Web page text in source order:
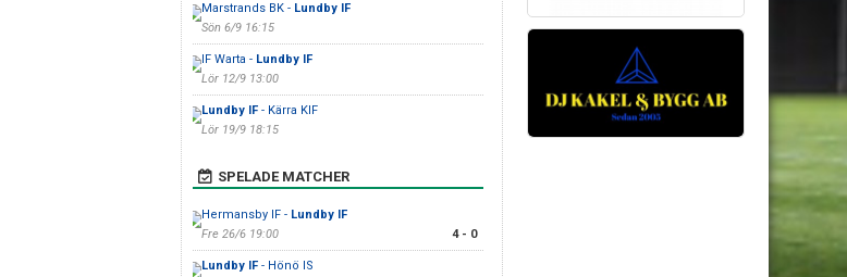
Marstrands BK - Lundby IF
Sön 6/9 16:15
IF Warta - Lundby IF
Lör 12/9 13:00
Lundby IF- Kärra KIF
Lör 19/9 18:15
SPELADE MATCHER
Hermansby IF - Lundby IF
Fre 26/6 19:00
4 - 0
Lundby IF- Hönö IS